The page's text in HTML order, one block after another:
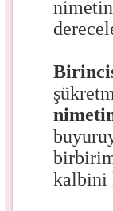
kalbini